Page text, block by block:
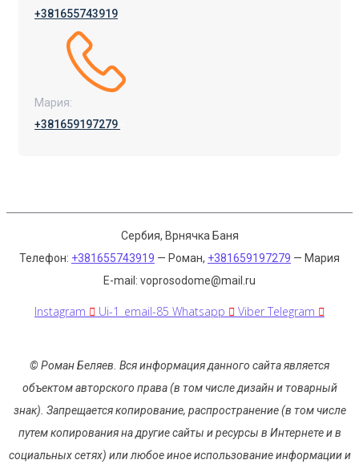
+381655743919
Мария:
+381659197279
Сербия, Врнячка Баня
Телефон: +381655743919 — Роман, +381659197279 — Мария
E-mail: voprosodome@mail.ru
Instagram Ui-1_email-85 Whatsapp Viber Telegram
© Роман Беляев. Вся информация данного сайта является
объектом авторского права (в том числе дизайн и товарный
знак). Запрещается копирование, распространение (в том числе
путем копирования на другие сайты и ресурсы в Интернете и в
социальных сетях) или любое иное использование информации и